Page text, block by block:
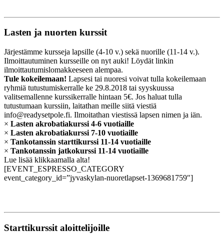
Lasten ja nuorten kurssit
Järjestämme kursseja lapsille (4-10 v.) sekä nuorille (11-14 v.).
Ilmoittautuminen kursseille on nyt auki! Löydät linkin
ilmoittautumislomakkeeseen alempaa.
Tule kokeilemaan! Lapsesi tai nuoresi voivat tulla kokeilemaan
ryhmiä tutustumiskerralle ke 29.8.2018 tai syyskuussa
valitsemallenne kurssikerralle hintaan 5€. Jos haluat tulla
tutustumaan kurssiin, laitathan meille siitä viestiä
info@readysetpole.fi. Ilmoitathan viestissä lapsen nimen ja iän.
× Lasten akrobatiakurssi 4-6 vuotiaille
× Lasten akrobatiakurssi 7-10 vuotiaille
× Tankotanssin starttikurssi 11-14 vuotiaille
× Tankotanssin jatkokurssi 11-14 vuotiaille
Lue lisää klikkaamalla alta!
[EVENT_ESPRESSO_CATEGORY
event_category_id=”jyvaskylan-nuoretlapset-1369681759″]
Starttikurssit aloittelijoille